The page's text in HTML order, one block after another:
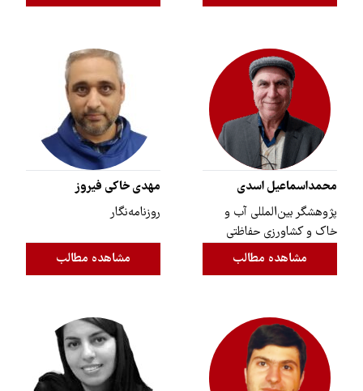
محمداسماعیل اسدی
پژوهشگر بین‌المللی آب و
خاک و کشاورزی حفاظتی
مشاهده مطالب
مهدی خاکی فیروز
روزنامه‌نگار
مشاهده مطالب